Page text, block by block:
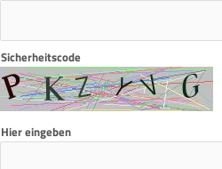
Sicherheitscode
Hier eingeben